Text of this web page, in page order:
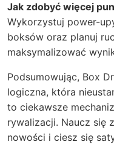
Jak zdobyć więcej
Wykorzystuj power-
boksów oraz planuj
maksymalizować
Podsumowując, Box
logiczna, która
to ciekawsze
rywalizacji. Naucz się
nowości i ciesz się